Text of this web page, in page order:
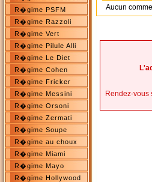
R�gime PSFM
R�gime Razzoli
R�gime Vert
R�gime Pilule Alli
R�gime Le Diet
R�gime Cohen
R�gime Fricker
R�gime Messini
R�gime Orsoni
R�gime Zermati
R�gime Soupe
R�gime au choux
R�gime Miami
R�gime Mayo
R�gime Hollywood
Aucun
Rendez-vous